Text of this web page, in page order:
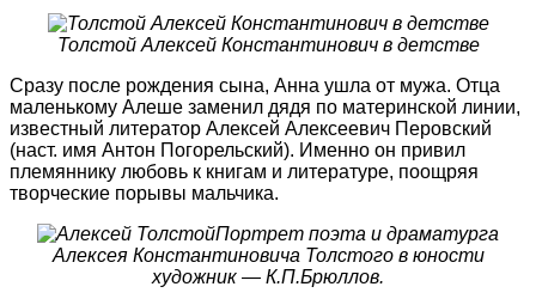
Толстой Алексей Константинович в детстве
Сразу после рождения сына, Анна ушла от мужа. Отца
маленькому Алеше заменил дядя по материнской линии,
известный литератор Алексей Алексеевич Перовский
(наст. имя Антон Погорельский). Именно он привил
племяннику любовь к книгам и литературе, поощряя
творческие порывы мальчика.
Портрет поэта и драматурга
Алексея Константиновича Толстого в юности
художник — К.П.Брюллов.